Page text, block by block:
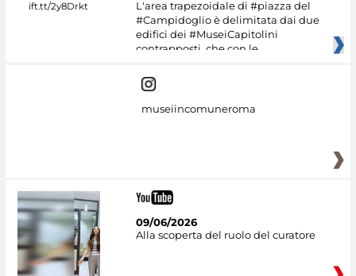
L'area trapezoidale di #piazza del
#Campidoglio è delimitata dai due
edifici dei #MuseiCapitolini
contrapposti, che con le
museiincomuneroma
09/06/2026
Alla scoperta del ruolo del curatore